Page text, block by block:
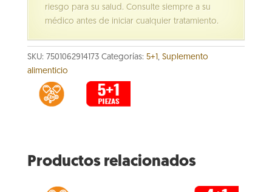
riesgo para su salud. Consulte siempre a su
médico antes de iniciar cualquier tratamiento.
SKU: 7501062914173 Categorías: 5+1, Suplemento
alimenticio
Productos relacionados